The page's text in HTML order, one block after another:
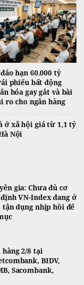
hạn 60.000 tỷ
phiếu bất động
hóa gay gắt và bài
ro cho ngân hàng
ở xã hội giá từ 1,1 tỷ
Nội
gia: Chưa đủ cơ
VN-Index đang ở
tận dụng nhịp hồi để
2/8 tại
BIDV,
Sacombank,